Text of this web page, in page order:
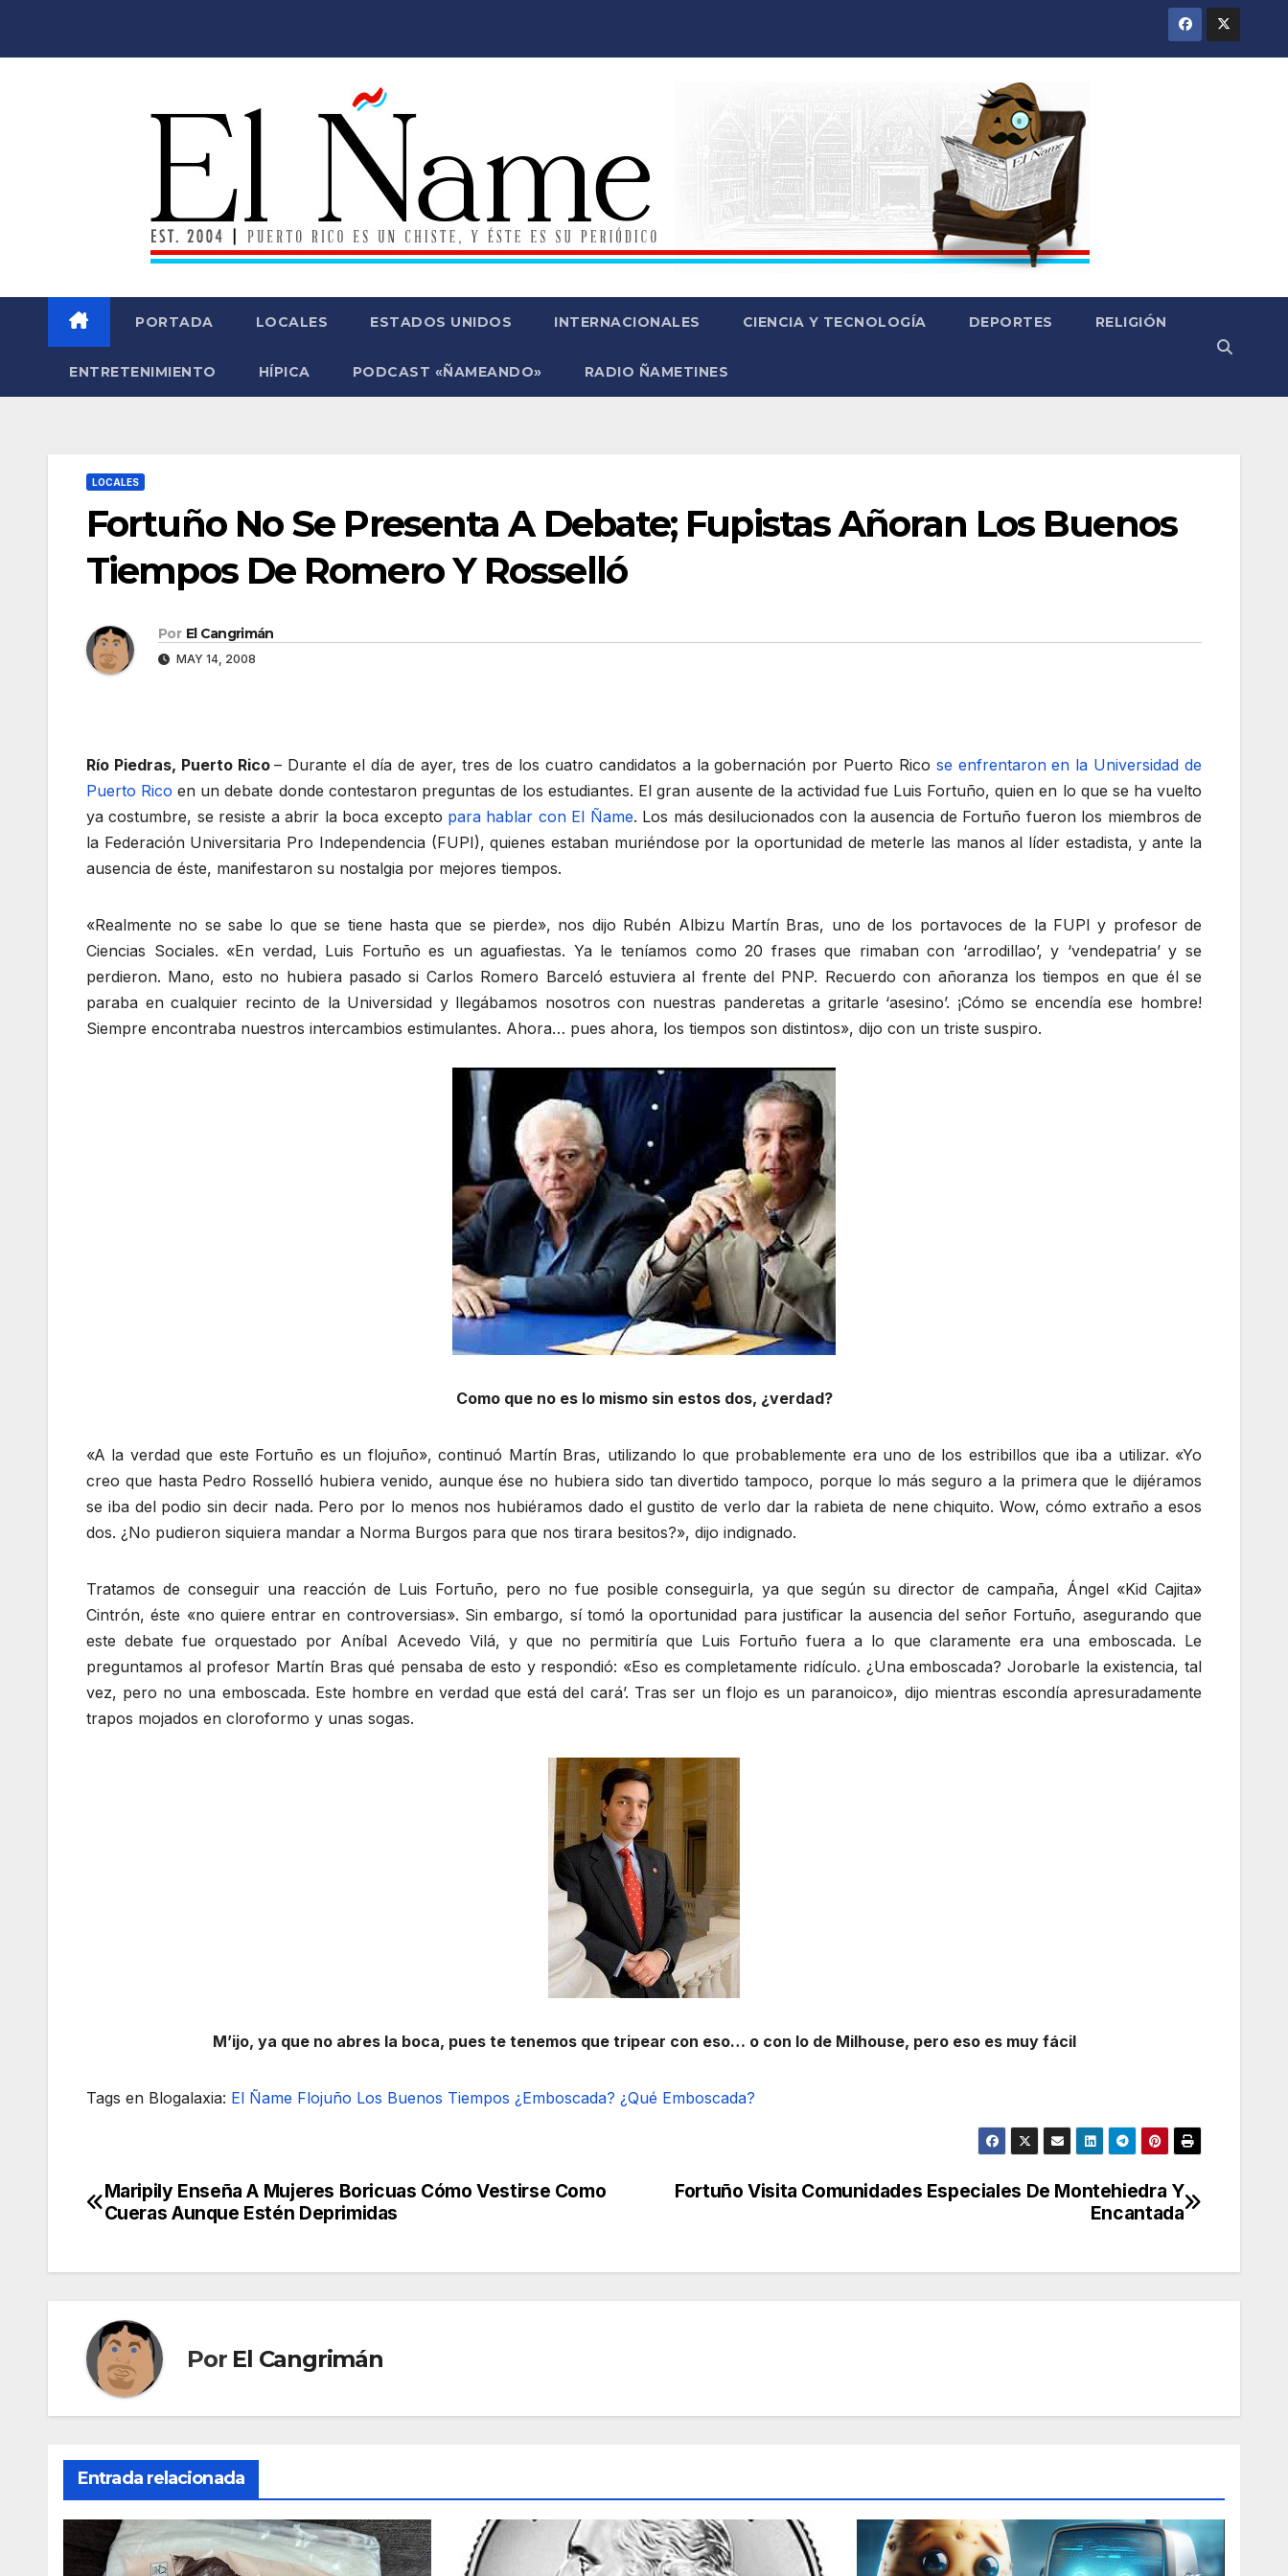
PORTADA LOCALES ESTADOS UNIDOS INTERNACIONALES CIENCIA Y TECNOLOGÍA DEPORTES RELIGIÓN
ENTRETENIMIENTO HÍPICA PODCAST «ÑAMEANDO» RADIO ÑAMETINES
LOCALES
Fortuño No Se Presenta A Debate; Fupistas Añoran Los Buenos
Tiempos De Romero Y Rosselló
Por El Cangrimán
MAY 14, 2008
Río Piedras, Puerto Rico– Durante el día de ayer, tres de los cuatro candidatos a la gobernación por Puerto Rico se enfrentaron en la Universidad de
Puerto Rico en un debate donde contestaron preguntas de los estudiantes. El gran ausente de la actividad fue Luis Fortuño, quien en lo que se ha vuelto
ya costumbre, se resiste a abrir la boca excepto para hablar con El Ñame. Los más desilucionados con la ausencia de Fortuño fueron los miembros de
la Federación Universitaria Pro Independencia (FUPI), quienes estaban muriéndose por la oportunidad de meterle las manos al líder estadista, y ante la
ausencia de éste, manifestaron su nostalgia por mejores tiempos.
«Realmente no se sabe lo que se tiene hasta que se pierde», nos dijo Rubén Albizu Martín Bras, uno de los portavoces de la FUPI y profesor de
Ciencias Sociales. «En verdad, Luis Fortuño es un aguafiestas. Ya le teníamos como 20 frases que rimaban con ‘arrodillao’, y ‘vendepatria’ y se
perdieron. Mano, esto no hubiera pasado si Carlos Romero Barceló estuviera al frente del PNP. Recuerdo con añoranza los tiempos en que él se
paraba en cualquier recinto de la Universidad y llegábamos nosotros con nuestras panderetas a gritarle ‘asesino’. ¡Cómo se encendía ese hombre!
Siempre encontraba nuestros intercambios estimulantes. Ahora… pues ahora, los tiempos son distintos», dijo con un triste suspiro.
Como que no es lo mismo sin estos dos, ¿verdad?
«A la verdad que este Fortuño es un flojuño», continuó Martín Bras, utilizando lo que probablemente era uno de los estribillos que iba a utilizar. «Yo
creo que hasta Pedro Rosselló hubiera venido, aunque ése no hubiera sido tan divertido tampoco, porque lo más seguro a la primera que le dijéramos
se iba del podio sin decir nada. Pero por lo menos nos hubiéramos dado el gustito de verlo dar la rabieta de nene chiquito. Wow, cómo extraño a esos
dos. ¿No pudieron siquiera mandar a Norma Burgos para que nos tirara besitos?», dijo indignado.
Tratamos de conseguir una reacción de Luis Fortuño, pero no fue posible conseguirla, ya que según su director de campaña, Ángel «Kid Cajita»
Cintrón, éste «no quiere entrar en controversias». Sin embargo, sí tomó la oportunidad para justificar la ausencia del señor Fortuño, asegurando que
este debate fue orquestado por Aníbal Acevedo Vilá, y que no permitiría que Luis Fortuño fuera a lo que claramente era una emboscada. Le
preguntamos al profesor Martín Bras qué pensaba de esto y respondió: «Eso es completamente ridículo. ¿Una emboscada? Jorobarle la existencia, tal
vez, pero no una emboscada. Este hombre en verdad que está del cará’. Tras ser un flojo es un paranoico», dijo mientras escondía apresuradamente
trapos mojados en cloroformo y unas sogas.
M’ijo, ya que no abres la boca, pues te tenemos que tripear con eso… o con lo de Milhouse, pero eso es muy fácil
Tags en Blogalaxia: El Ñame Flojuño Los Buenos Tiempos ¿Emboscada? ¿Qué Emboscada?
Navegación
entradas
Fortuño Visita Comunidades Especiales De Montehiedra Y
Encantada
Maripily Enseña A Mujeres Boricuas Cómo Vestirse Como
Cueras Aunque Estén Deprimidas
Por El Cangrimán
Entrada relacionada